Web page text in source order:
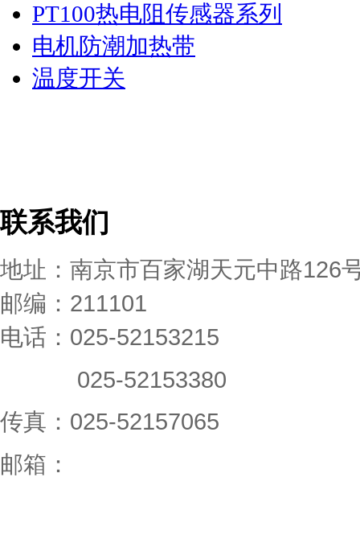
PT100热电阻传感器系列
电机防潮加热带
温度开关
联系我们
地址：南京市百家湖天元中路126
邮编：211101
电话：025-52153215
025-52153380
传真：025-52157065
邮箱：